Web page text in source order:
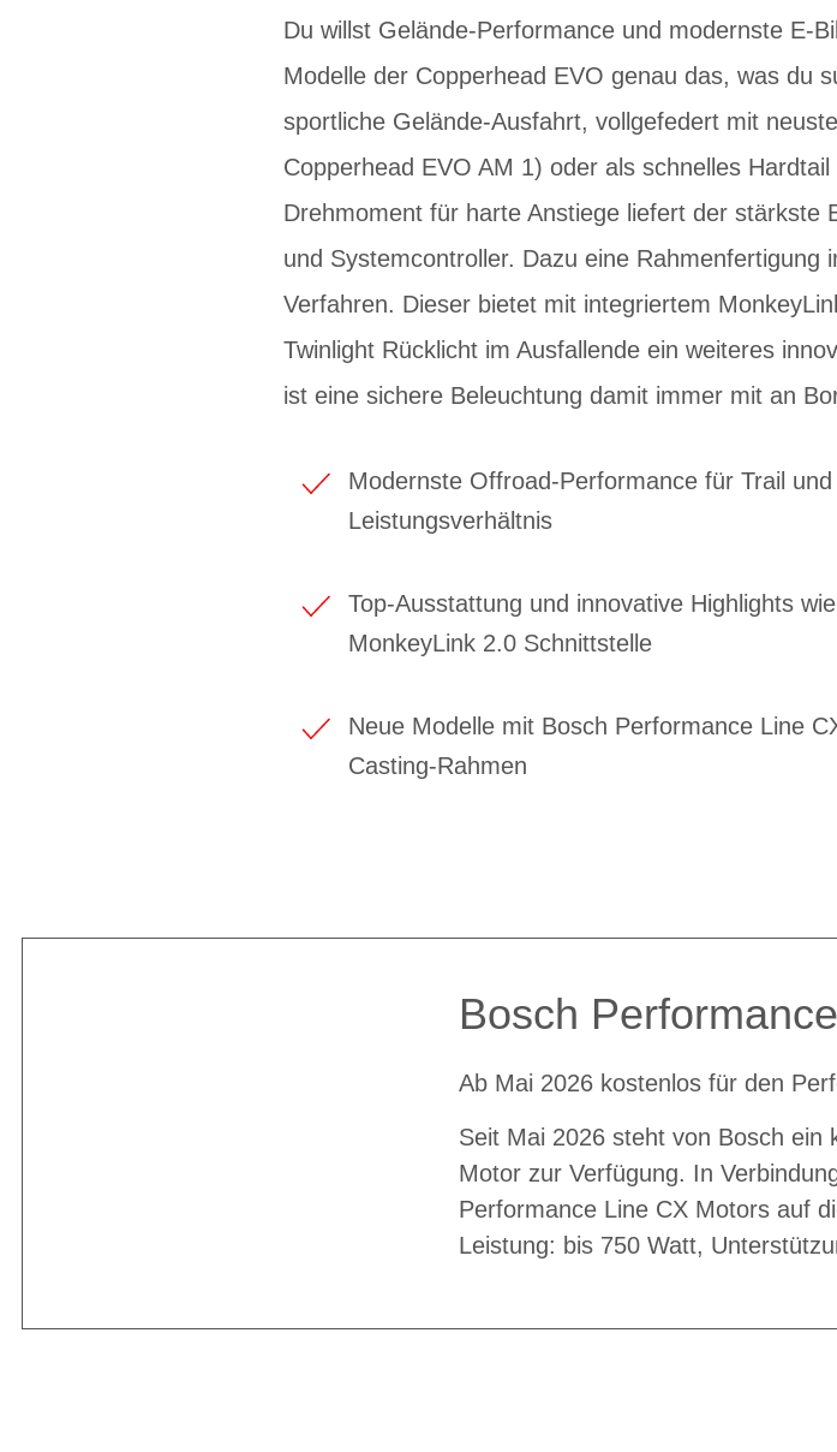
Du willst Gelände-Performance und modernste E-
Modelle der Copperhead EVO genau das, was du
sportliche Gelände-Ausfahrt, vollgefedert mit
Copperhead EVO AM 1) oder als schnelles
Drehmoment für harte Anstiege liefert der stärkste
und Systemcontroller. Dazu eine Rahmenfertigung
Verfahren. Dieser bietet mit integriertem
Twinlight Rücklicht im Ausfallende ein weiteres
ist eine sichere Beleuchtung damit immer mit an
Modernste Offroad-Performance für Trail
Leistungsverhältnis
Top-Ausstattung und innovative Highlights
MonkeyLink 2.0 Schnittstelle
Neue Modelle mit Bosch Performance Line
Casting-Rahmen
Bosch
Ab Mai 2026 kostenlos für den
Seit Mai 2026 steht von Bosch ein
Motor zur Verfügung. In
Performance Line CX Motors auf
Leistung: bis 750 Watt,